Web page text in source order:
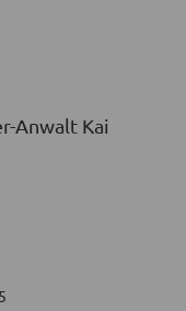
Anwalt Kai